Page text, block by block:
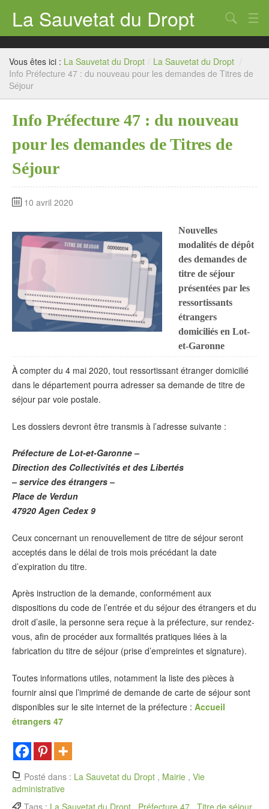
La Sauvetat du Dropt
Accueil
Mairie
Le village
Annuaire Pro
Écoles
Archives
Agenda 2026
Chercher
Vous êtes ici : La Sauvetat du Dropt / La Sauvetat du Dropt /
Info Préfecture 47 : du nouveau pour les demandes de Titres de
Séjour
Info Préfecture 47 : du nouveau
pour les demandes de Titres de
Séjour
10 avril 2020
Nouvelles
modalités de dépôt
des demandes de
titre de séjour
présentées par les
ressortissants
étrangers
domiciliés en Lot-
et-Garonne
À compter du 4 mai 2020, tout ressortissant étranger domicilié
dans le département pourra adresser sa demande de titre de
séjour par voie postale.
Les dossiers devront être transmis à l’adresse suivante :
Préfecture de Lot-et-Garonne –
Direction des Collectivités et des Libertés
– service des étrangers –
Place de Verdun
47920 Agen Cedex 9
Ceux concernant un renouvellement de titre de séjour seront
acceptés dans le délai de trois mois précédant la date
d’expiration du titre.
Après instruction de la demande, conformément aux
dispositions du code de l’entrée et du séjour des étrangers et du
droit d’asile, la personne sera reçue à la préfecture, sur rendez-
vous, afin de procéder aux formalités pratiques liées à la
fabrication du titre de séjour (prise d’empreintes et signature).
Toutes informations utiles, notamment la liste des pièces à
fournir ainsi que l’imprimé de demande de carte de séjour sont
disponibles sur le site internet de la préfecture : Accueil
étrangers 47
Posté dans : La Sauvetat du Dropt , Mairie , Vie
administrative